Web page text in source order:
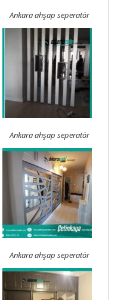
Ankara ahşap seperatör
Ankara ahşap seperatör
Ankara ahşap seperatör